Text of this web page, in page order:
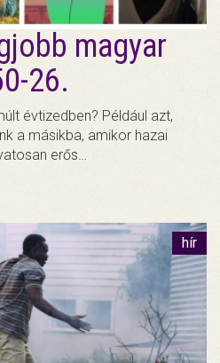
magyar
26.
évtizedben? Például azt,
a másikba, amikor hazai
erős…
hír